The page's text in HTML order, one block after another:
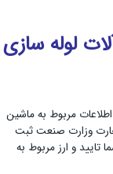
لوله سازی
مربوط به ماشین
وزارت صنعت ثبت
و ارز مربوط به